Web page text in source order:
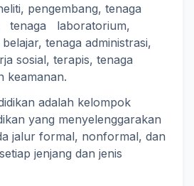
pengembang, tenaga
tenaga laboratorium,
tenaga administrasi,
sosial, terapis, tenaga
keamanan.
adalah kelompok
yang menyelenggarakan
jalur formal, nonformal, dan
jenjang dan jenis